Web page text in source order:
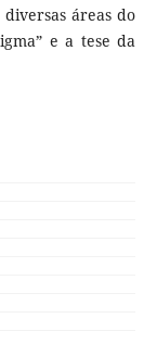
áreas do
e a tese da